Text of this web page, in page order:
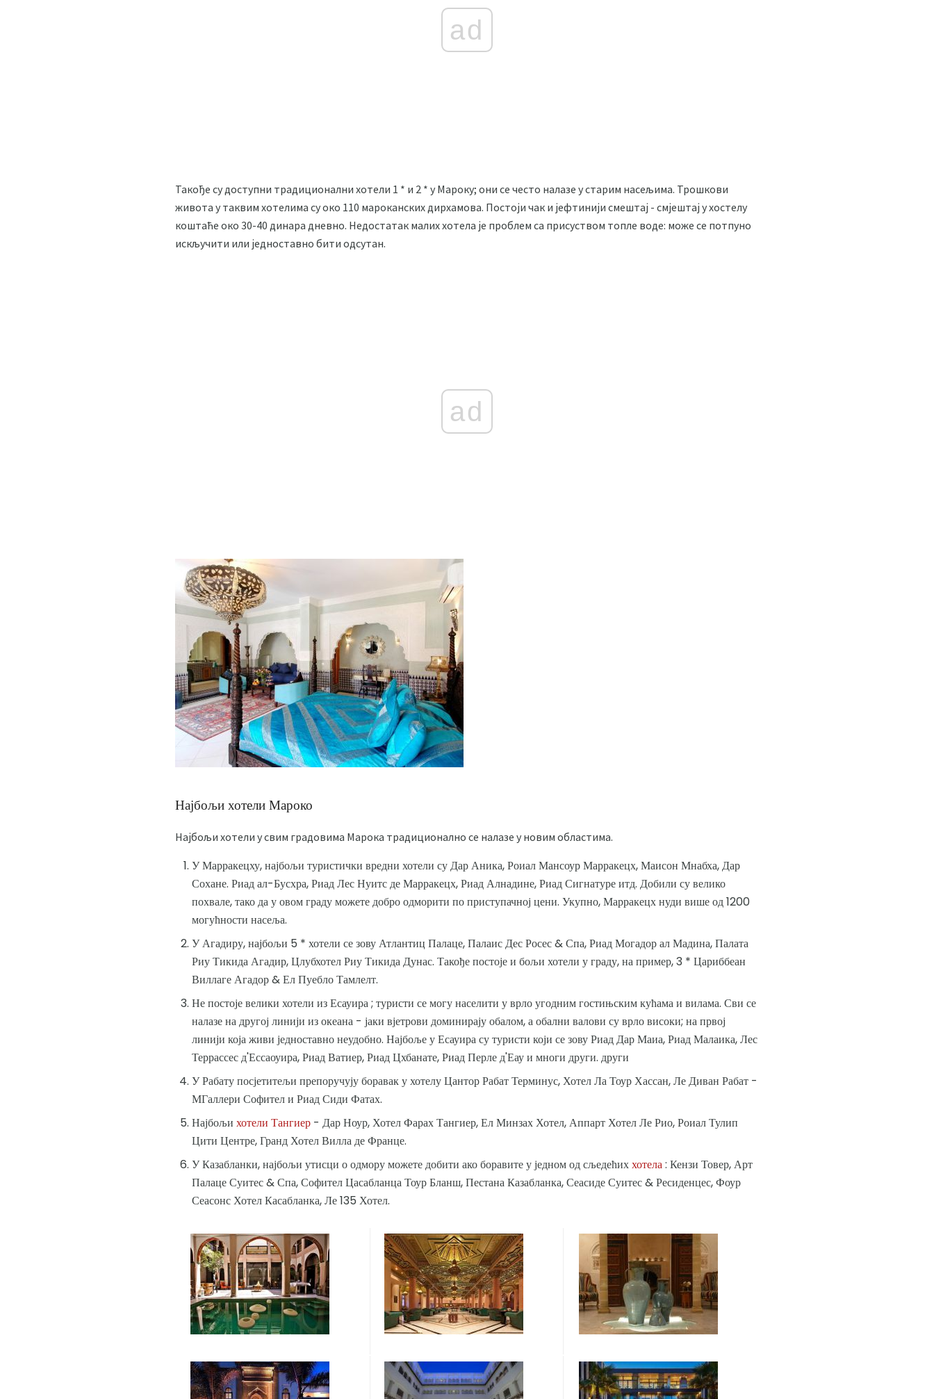
ad
Такође су доступни традиционални хотели 1 * и 2 * у Мароку; они се често налазе у старим насељима. Трошкови
живота у таквим хотелима су око 110 мароканских дирхамова. Постоји чак и јефтинији смештај - смјештај у хостелу
коштаће око 30-40 динара дневно. Недостатак малих хотела је проблем са присуством топле воде: може се потпуно
искључити или једноставно бити одсутан.
ad
Најбољи хотели Мароко
Најбољи хотели у свим градовима Марока традиционално се налазе у новим областима.
У Марракецху, најбољи туристички вредни хотели су Дар Аника, Роиал Мансоур Марракецх, Маисон Мнабха, Дар
Сохане. Риад ал-Бусхра, Риад Лес Нуитс де Марракецх, Риад Алнадине, Риад Сигнатуре итд. Добили су велико
похвале, тако да у овом граду можете добро одморити по приступачној цени. Укупно, Марракецх нуди више од 1200
могућности насеља.
У Агадиру, најбољи 5 * хотели се зову Атлантиц Палаце, Палаис Дес Росес & Спа, Риад Могадор ал Мадина, Палата
Риу Тикида Агадир, Цлубхотел Риу Тикида Дунас. Такође постоје и бољи хотели у граду, на пример, 3 * Цариббеан
Виллаге Агадор & Ел Пуебло Тамлелт.
Не постоје велики хотели из Есауира ; туристи се могу населити у врло угодним гостињским кућама и вилама. Сви се
налазе на другој линији из океана - јаки вјетрови доминирају обалом, а обални валови су врло високи; на првој
линији која живи једноставно неудобно. Најбоље у Есауира су туристи који се зову Риад Дар Маиа, Риад Малаика, Лес
Террассес д'Ессаоуира, Риад Ватиер, Риад Цхбанате, Риад Перле д'Еау и многи други. други
У Рабату посјетитељи препоручују боравак у хотелу Цантор Рабат Терминус, Хотел Ла Тоур Хассан, Ле Диван Рабат -
МГаллери Софител и Риад Сиди Фатах.
Најбољи хотели Тангиер - Дар Ноур, Хотел Фарах Тангиер, Ел Минзах Хотел, Аппарт Хотел Ле Рио, Роиал Тулип
Цити Центре, Гранд Хотел Вилла де Франце.
У Казабланки, најбољи утисци о одмору можете добити ако боравите у једном од сљедећиххотела: Кензи Товер, Арт
Палаце Суитес & Спа, Софител Цасабланца Тоур Бланш, Пестана Казабланка, Сеасиде Суитес & Ресиденцес, Фоур
Сеасонс Хотел Касабланка, Ле 135 Хотел.